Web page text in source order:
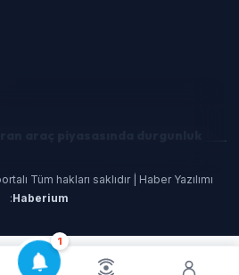
1
Tüm hakları saklıdır | Haber Yazılımı
:Haberium